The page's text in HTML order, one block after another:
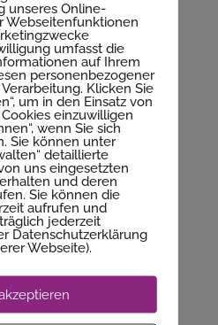
App, damit du
zum Store
zum Store
derDirektlink zum
hier derDirektlink
unseres Online-
Webseitenfunktionen
umfasst die
auf Ihrem
personenbezogener
Klicken Sie
um in den Einsatz von
einzuwilligen
wenn Sie sich
Sie können unter
detaillierte
uns eingesetzten
und deren
Sie können die
aufrufen und
jederzeit
Datenschutzerklärung
Webseite).